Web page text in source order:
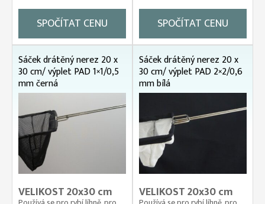
SPOČÍTAT CENU
SPOČÍTAT CENU
Sáček drátěný nerez 20 x
30 cm/ výplet PAD 1×1/0,5
mm černá
VELIKOST 20x30 cm
Sáček drátěný nerez 20 x
30 cm/ výplet PAD 2×2/0,6
mm bílá
VELIKOST 20x30 cm